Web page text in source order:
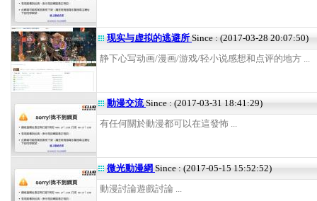
现实与虚拟的逃避所 Since : (2017-03-28 20:07:50)
静下心写动画/漫画/游戏/轻小说感想和点评的地方 ...
動漫交流Since : (2017-03-31 18:41:29)
有任何關於動漫都可以在這發怖 ...
微光動漫網 Since : (2017-05-15 15:52:52)
動漫討論遊戲討論 ...